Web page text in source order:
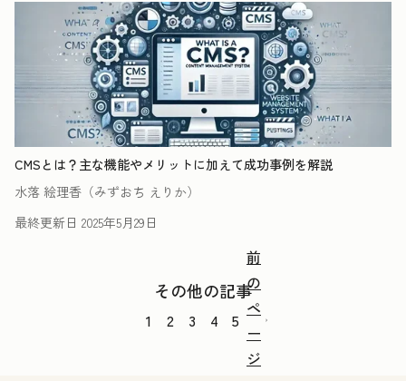
CMSとは？主な機能やメリットに加えて成功事例を解説
水落 絵理香（みずおち えりか）
最終更新日 2025年5月29日
その他の記事
1 2 3 4 5
前
の
ペ
ー
ジ